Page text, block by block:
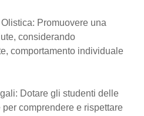
Promuovere una
considerando
comportamento individuale
Dotare gli studenti delle
comprendere e rispettare